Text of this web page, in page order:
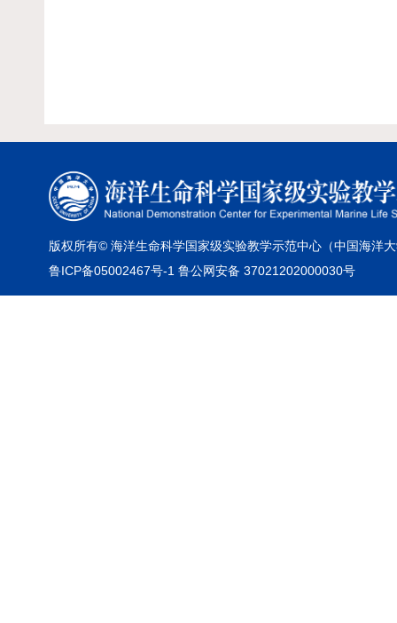
版权所有© 海洋生命科学国家级实验教学示范中心（中国海洋
鲁ICP备05002467号-1 鲁公网安备 37021202000030号